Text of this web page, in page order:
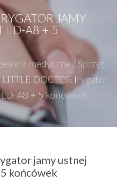
JAMY
LD-A8 + 5
medyczne /Sprzęt
LITTLE DOCTOR Irygator
A8 + 5 końcówek
jamy ustnej
końcówek